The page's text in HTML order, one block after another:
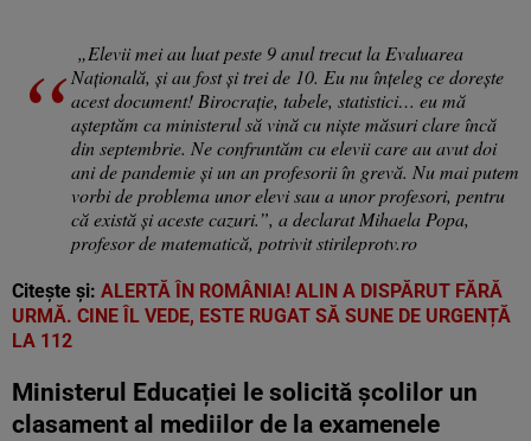
„Elevii mei au luat peste 9 anul trecut la Evaluarea
Națională, și au fost și trei de 10. Eu nu înțeleg ce dorește
acest document! Birocrație, tabele, statistici… eu mă
așteptăm ca ministerul să vină cu niște măsuri clare încă
din septembrie. Ne confruntăm cu elevii care au avut doi
ani de pandemie și un an profesorii în grevă. Nu mai putem
vorbi de problema unor elevi sau a unor profesori, pentru
că există și aceste cazuri.”, a declarat Mihaela Popa,
profesor de matematică, potrivit stirileprotv.ro
Citește și: ALERTĂ ÎN ROMÂNIA! ALIN A DISPĂRUT FĂRĂ
URMĂ. CINE ÎL VEDE, ESTE RUGAT SĂ SUNE DE URGENȚĂ
LA 112
Ministerul Educației le solicită școlilor un
clasament al mediilor de la examenele